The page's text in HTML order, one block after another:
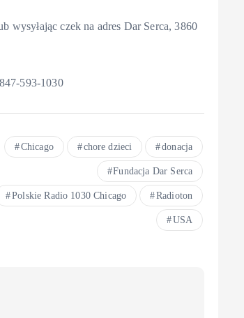
czek na adres Dar Serca, 3860
593-1030
Chicago chore dzieci donacja
Fundacja Dar Serca
Polskie Radio 1030 Chicago Radioton
USA